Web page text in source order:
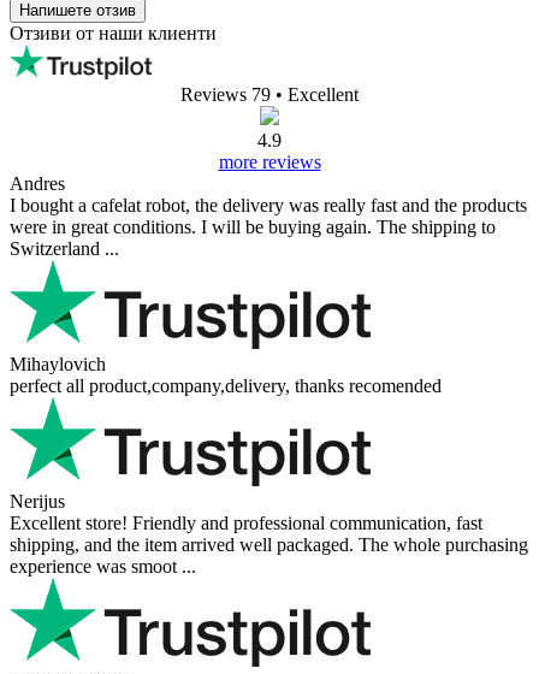
Напишете отзив
Отзиви от наши клиенти
Reviews 79 • Excellent
4.9
more reviews
Andres
I bought a cafelat robot, the delivery was really fast and the products
were in great conditions. I will be buying again. The shipping to
Switzerland ...
Mihaylovich
perfect all product,company,delivery, thanks recomended
Nerijus
Excellent store! Friendly and professional communication, fast
shipping, and the item arrived well packaged. The whole purchasing
experience was smoot ...